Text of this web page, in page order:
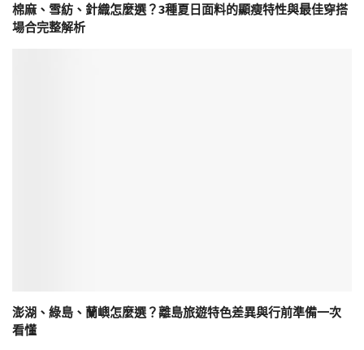
棉麻、雪紡、針織怎麼選？3種夏日面料的顯瘦特性與最佳穿搭
場合完整解析
澎湖、綠島、蘭嶼怎麼選？離島旅遊特色差異與行前準備一次
看懂